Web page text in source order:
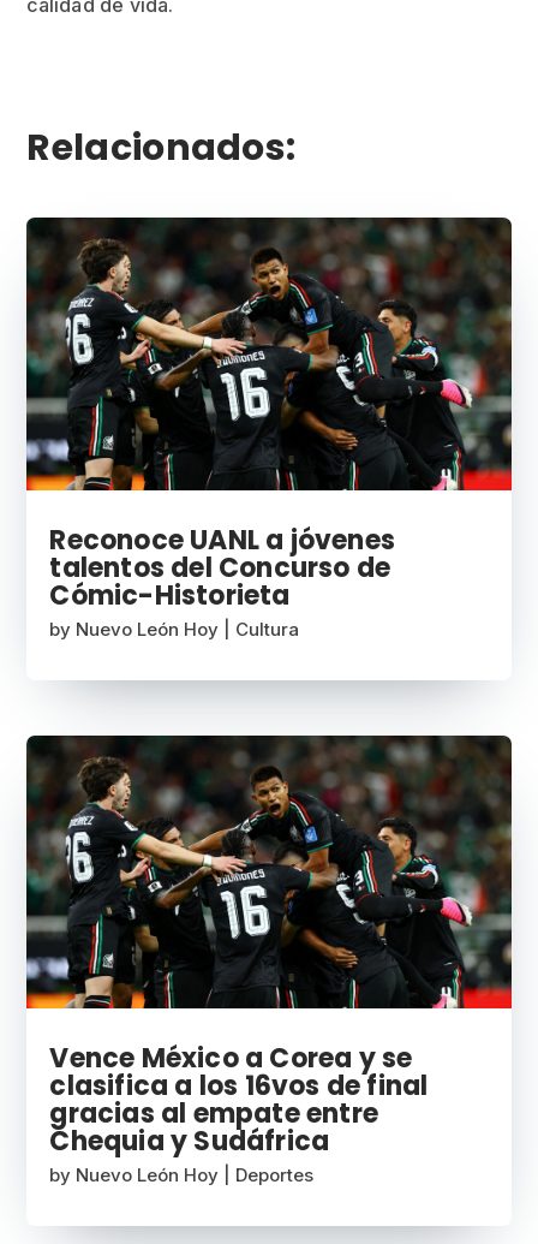
calidad de vida.
Relacionados:
Reconoce UANL a jóvenes
talentos del Concurso de
Cómic-Historieta
by Nuevo León Hoy Cultura
Vence México a Corea y se
clasifica a los 16vos de final
gracias al empate entre
Chequia y Sudáfrica
by Nuevo León Hoy Deportes